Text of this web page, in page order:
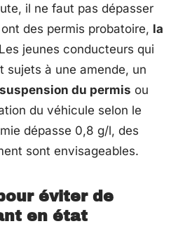
il ne faut pas dépasser
des permis probatoire, la
Les jeunes conducteurs qui
sujets à une amende, un
du permis ou
du véhicule selon le
dépasse 0,8 g/l, des
sont envisageables.
éviter de
en état